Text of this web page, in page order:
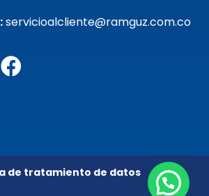
servicioalcliente@ramguz.com.co
de tratamiento de datos